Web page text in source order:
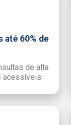
até 60% de
de alta
acessíveis.